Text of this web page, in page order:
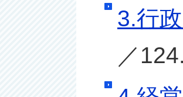
3.行
／